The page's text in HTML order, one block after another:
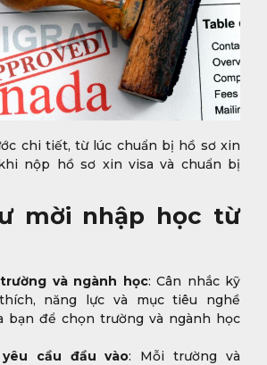
chi tiết, từ lúc chuẩn bị hồ sơ xin
nộp hồ sơ xin visa và chuẩn bị
mời nhập học từ
và ngành học: Cân nhắc kỹ
năng lực và mục tiêu nghề
bạn để chọn trường và ngành học
cầu đầu vào: Mỗi trường và